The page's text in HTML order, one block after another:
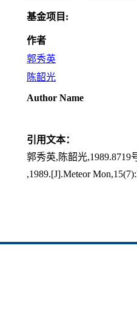
基金项目:
作者
郭秀英
陈韶光
Author Name
引用文本：
郭秀英,陈韶光,1989.8719
,1989.[J].Meteor